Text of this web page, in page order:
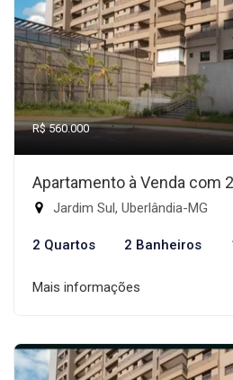
R$ 560.000
Apartamento à Venda com
Jardim Sul, Uberlândia-MG
2 Quartos 2 Banheiros
Mais informações